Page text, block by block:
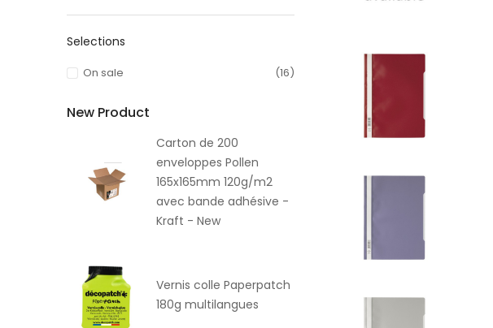
Selections
On sale (16)
New Product
Carton de 200
enveloppes Pollen
165x165mm 120g/m2
avec bande adhésive -
Kraft - New
Vernis colle Paperpatch
180g multilangues